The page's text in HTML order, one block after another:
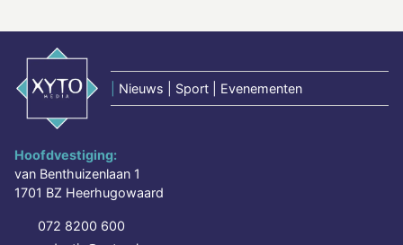
Nieuws | Sport | Evenementen
Hoofdvestiging:
van Benthuizenlaan 1
1701 BZ Heerhugowaard
072 8200 600